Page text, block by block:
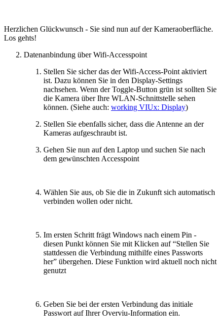
Herzlichen Glückwunsch - Sie sind nun auf der Kameraoberfläche.
Los gehts!
Datenanbindung über Wifi-Accesspoint
Stellen Sie sicher das der Wifi-Access-Point aktiviert
ist. Dazu können Sie in den Display-Settings
nachsehen. Wenn der Toggle-Button grün ist sollten Sie
die Kamera über Ihre WLAN-Schnittstelle sehen
können. (Siehe auch: working VIUx: Display)
Stellen Sie ebenfalls sicher, dass die Antenne an der
Kameras aufgeschraubt ist.
Gehen Sie nun auf den Laptop und suchen Sie nach
dem gewünschten Accesspoint
Wählen Sie aus, ob Sie die in Zukunft sich automatisch
verbinden wollen oder nicht.
Im ersten Schritt frägt Windows nach einem Pin -
diesen Punkt können Sie mit Klicken auf “Stellen Sie
stattdessen die Verbindung mithilfe eines Passworts
her” übergehen. Diese Funktion wird aktuell noch nicht
genutzt
Geben Sie bei der ersten Verbindung das initiale
Passwort auf Ihrer Overviu-Information ein.